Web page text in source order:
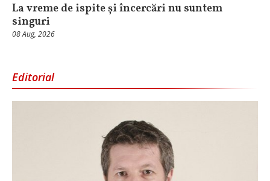
La vreme de ispite și încercări nu suntem
singuri
08 Aug, 2026
Editorial